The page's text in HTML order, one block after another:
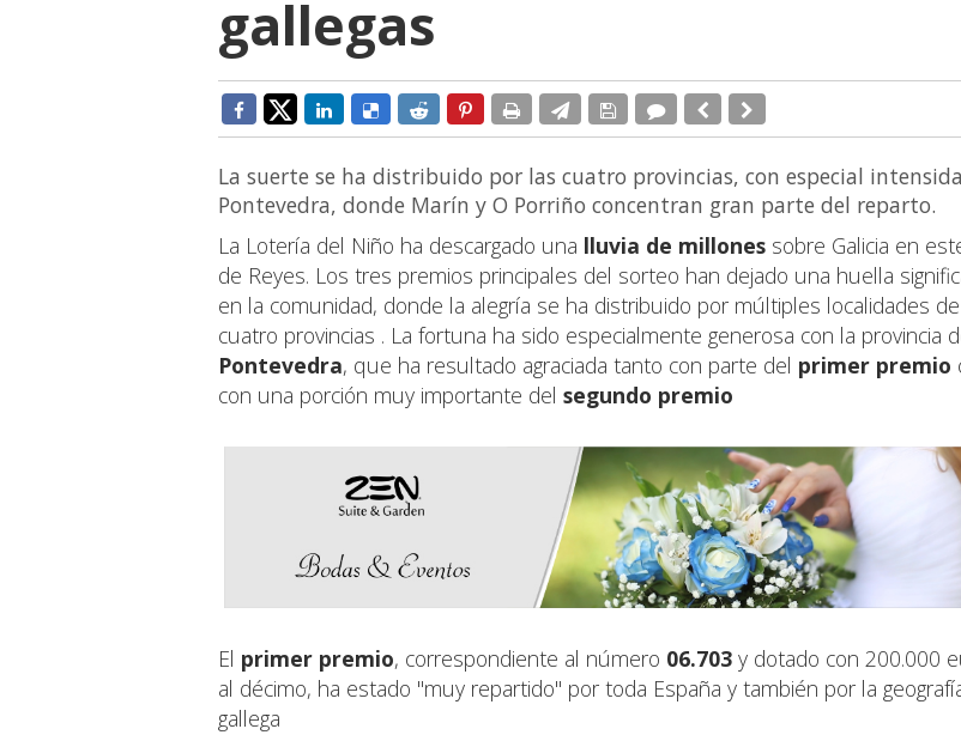
gallegas
La suerte se ha distribuido por las cuatro provincias, con especial
Pontevedra, donde Marín y O Porriño concentran gran parte del reparto.
La Lotería del Niño ha descargado una lluvia de millones sobre Galicia en
de Reyes. Los tres premios principales del sorteo han dejado una huella
en la comunidad, donde la alegría se ha distribuido por múltiples localidades
cuatro provincias . La fortuna ha sido especialmente generosa con la provincia
Pontevedra, que ha resultado agraciada tanto con parte del primer premio
con una porción muy importante del segundo premio
El primer premio, correspondiente al número 06.703 y dotado con 200.000
al décimo, ha estado "muy repartido" por toda España y también por la
gallega